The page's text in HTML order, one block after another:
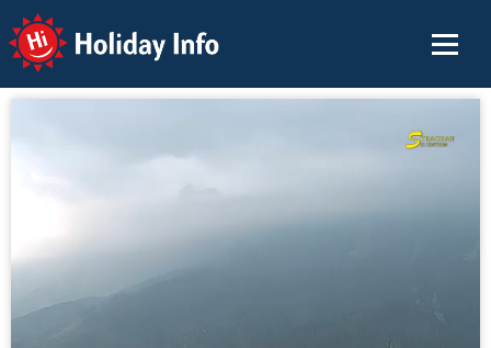
Holiday Info